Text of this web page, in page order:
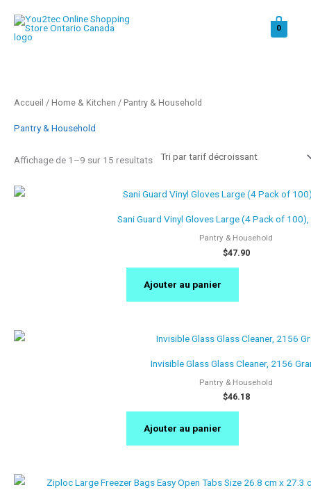
contenu
0
Accueil / Home & Kitchen / Pantry & Household
Pantry & Household
Affichage de 1–9 sur 15 resultats
Trié
par
Sani Guard Vinyl Gloves Large (4 Pack of
Pantry & Household
$47.90
Ajouter au panier
Invisible Glass Glass Cleaner, 2156
Pantry & Household
$46.18
Ajouter au panier